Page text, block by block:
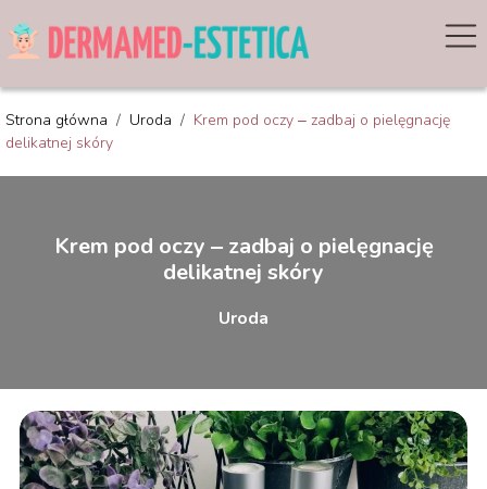
Strona główna / Uroda / Krem pod oczy ‒ zadbaj o pielęgnację
delikatnej skóry
Krem pod oczy ‒ zadbaj o pielęgnację
delikatnej skóry
Uroda